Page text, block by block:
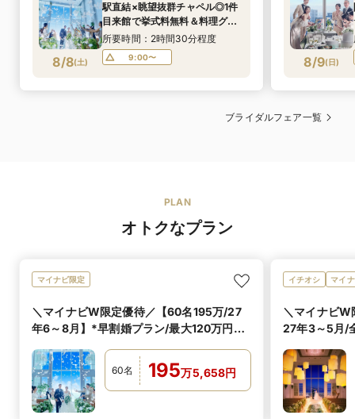
8/8(土)
駅直結×眺望抜群チャペル◎1件
目来館で挙式料無料＆料理グ
レードUPなど豪華特典付*BIG
フェア
所要時間：2時間30分程度
9:00〜 8/9(日)
ブライダルフェア一覧
PLAN
オトクなプラン
マイナビ限定
＼マイナビW限定優待／【60名195万/27
年6～8月】*早割婚プラン/最大120万円優
60名 195万5,658円
イチオシ マイ
＼マイナビW
27年3～5月/